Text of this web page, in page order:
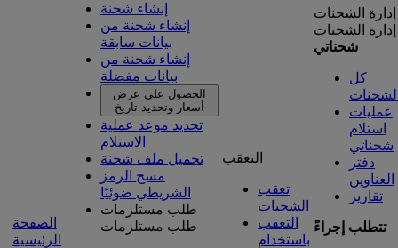
الصفحة
الرئيسية
إنشاء شحنة
إنشاء شحنة من
بيانات سابقة
إنشاء شحنة من
بيانات مفضلة
الحصول على عرض
أسعار وتحديد تاريخ
تحديد موعد عملية
الاستلام
تحميل ملف شحنة
مسح الرمز
الشريطي ضوئيًا
طلب مستلزمات
طلب مستلزمات
التعقب
تعقب
الشحنات
التعقب
باستخدام
إدارة الشحنات
إدارة الشحنات
شحناتي
كل
عمليات
استلام
شحناتي
دفتر
العناوين
تقارير
تتطلب إجراءً